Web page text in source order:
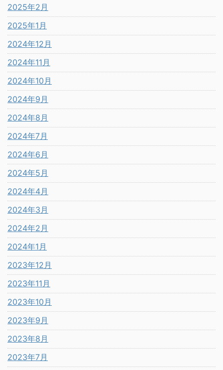
2025年2月
2025年1月
2024年12月
2024年11月
2024年10月
2024年9月
2024年8月
2024年7月
2024年6月
2024年5月
2024年4月
2024年3月
2024年2月
2024年1月
2023年12月
2023年11月
2023年10月
2023年9月
2023年8月
2023年7月